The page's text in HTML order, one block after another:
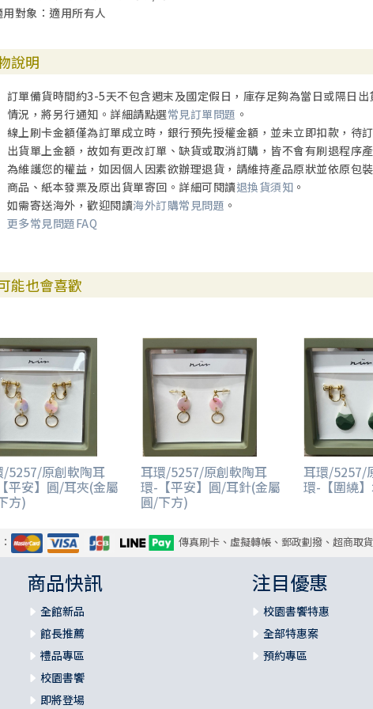
用對象：適用所有人
說明
訂單備貨時間約3-5天不包含週末及國定假日，庫存足夠為當日或隔日
情況，將另行通知。詳細請點選常見訂單問題 。
線上刷卡金額僅為訂單成立時，銀行預先授權金額，並未立即扣款，待
出貨單上金額，故如有更改訂單、缺貨或取消訂購，皆不會有刷退程序產
為維護您的權益，如因個人因素欲辦理退貨，請維持產品原狀並依原包
商品、紙本發票及原出貨單寄回。詳細可閱讀退換貨須知 。
如需寄送海外，歡迎閱讀海外訂購常見問題 。
更多常見問題FAQ
能也會喜歡
/5257/原創軟陶耳
平安】圓/耳夾(金屬
方)
耳環/5257/原創軟陶耳
環-【平安】圓/耳針(金屬
圓/下方)
耳環/5257/
環-【圍繞
傳真刷卡、虛擬轉帳、郵政劃撥、超商取
商品快訊
全館新品
館長推薦
禮品專區
校園書饗
即將登場
注目優惠
校園書饗特惠
全部特惠案
預約專區